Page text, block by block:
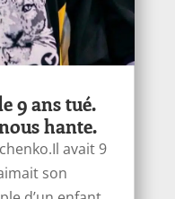
9 ans tué.
hante.
avait 9
son